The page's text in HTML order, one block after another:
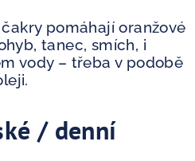
pomáhají oranžové
tanec, smích, i
vody – třeba v podobě
/ denní